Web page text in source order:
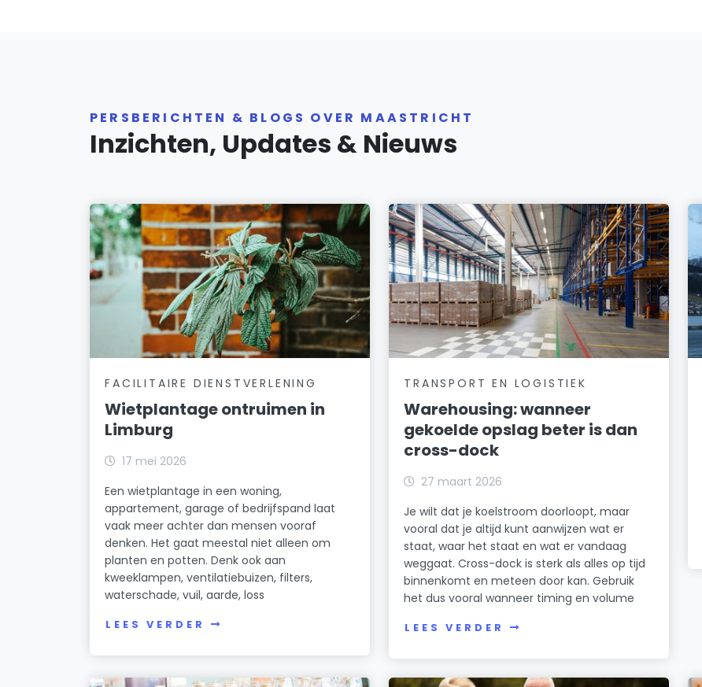
PERSBERICHTEN & BLOGS OVER MAASTRICHT
Inzichten, Updates & Nieuws
FACILITAIRE DIENSTVERLENING
Wietplantage ontruimen in
Limburg
17 mei 2026
Een wietplantage in een woning,
appartement, garage of bedrijfspand laat
vaak meer achter dan mensen vooraf
denken. Het gaat meestal niet alleen om
planten en potten. Denk ook aan
kweeklampen, ventilatiebuizen, filters,
waterschade, vuil, aarde, loss
LEES VERDER
TRANSPORT EN LOGISTIEK
Warehousing: wanneer
gekoelde opslag beter is dan
cross-dock
27 maart 2026
Je wilt dat je koelstroom doorloopt, maar
vooral dat je altijd kunt aanwijzen wat er
staat, waar het staat en wat er vandaag
weggaat. Cross-dock is sterk als alles op tijd
binnenkomt en meteen door kan. Gebruik
het dus vooral wanneer timing en volume
LEES VERDER